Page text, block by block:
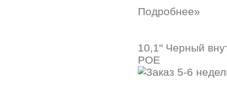
Подробнее»
10,1" Черный
POE